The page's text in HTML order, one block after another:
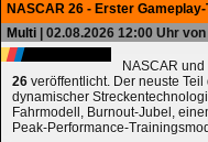
NASCAR 26 - Erster
Multi | 02.08.2026 12:00 Uhr
NASCAR
26 veröffentlicht. Der neuste
dynamischer
Fahrmodell, Burnout-Jubel,
Peak-Performance-